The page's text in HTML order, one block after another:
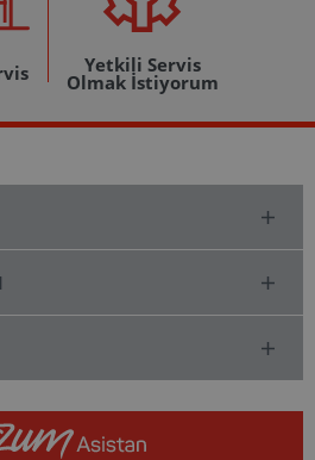
Yetkili Servis
Olmak İstiyorum